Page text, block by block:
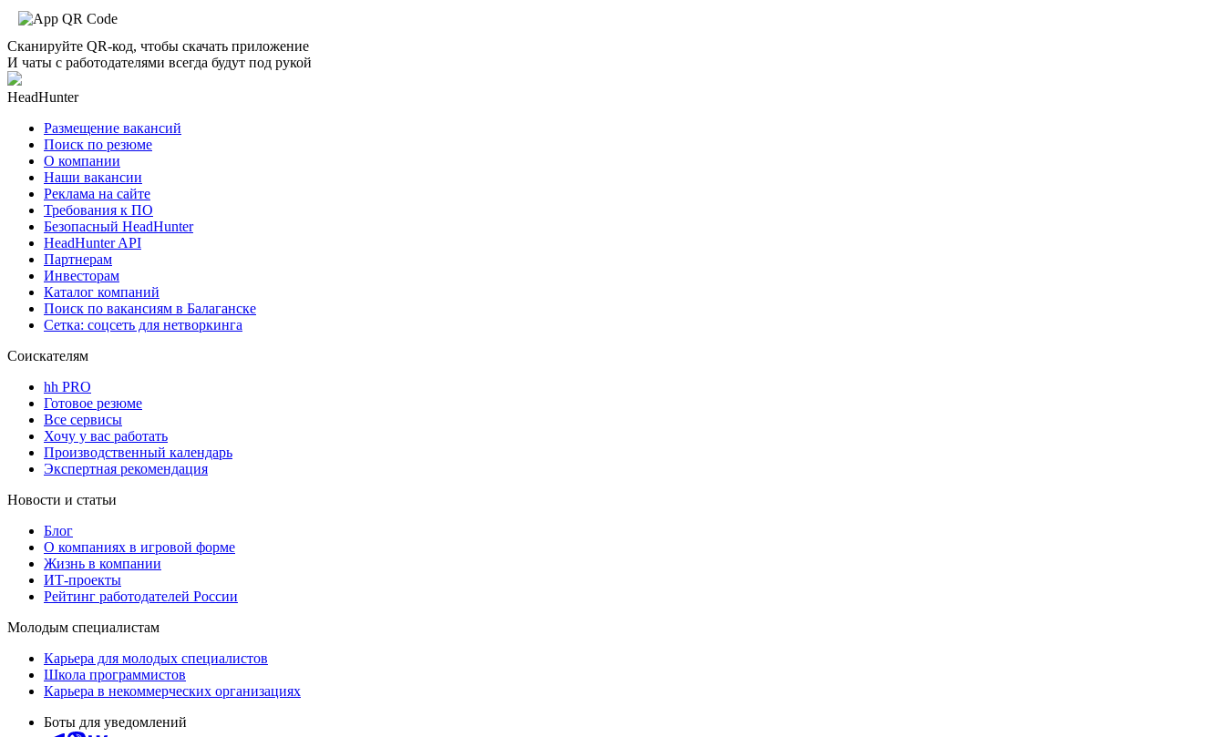
Сканируйте QR-код, чтобы скачать приложение
И чаты с работодателями всегда будут под рукой
HeadHunter
Размещение вакансий
Поиск по резюме
О компании
Наши вакансии
Реклама на сайте
Требования к ПО
Безопасный HeadHunter
HeadHunter API
Партнерам
Инвесторам
Каталог компаний
Поиск по вакансиям в Балаганске
Сетка: соцсеть для нетворкинга
Соискателям
hh PRO
Готовое резюме
Все сервисы
Хочу у вас работать
Производственный календарь
Экспертная рекомендация
Новости и статьи
Блог
О компаниях в игровой форме
Жизнь в компании
ИТ-проекты
Рейтинг работодателей России
Молодым специалистам
Карьера для молодых специалистов
Школа программистов
Карьера в некоммерческих организациях
Боты для уведомлений